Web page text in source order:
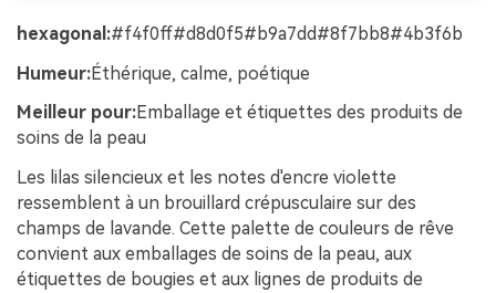
hexagonal:#f4f0ff#d8d0f5#b9a7dd#8f7bb8#4b3f6b
Humeur:Éthérique, calme, poétique
Meilleur pour:Emballage et étiquettes des produits de
soins de la peau
Les lilas silencieux et les notes d'encre violette
ressemblent à un brouillard crépusculaire sur des
champs de lavande. Cette palette de couleurs de rêve
convient aux emballages de soins de la peau, aux
étiquettes de bougies et aux lignes de produits de